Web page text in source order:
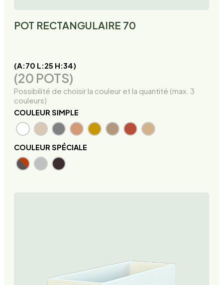
POT RECTANGULAIRE 70
(A:70 L:25 H:34)
(20 POTS)
Possibilité de choisir la couleur et la quantité (max. 3
couleurs)
COULEUR SIMPLE
COULEUR SPÉCIALE